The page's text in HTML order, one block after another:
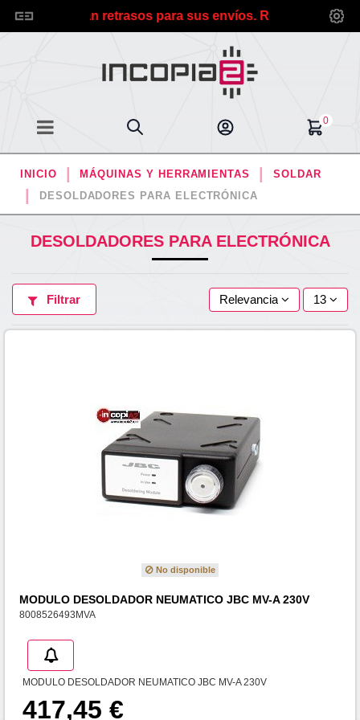
sufrirán retrasos para sus envíos. Rogamos
0
INICIO MÁQUINAS Y HERRAMIENTAS
SOLDAR
DESOLDADORES PARA ELECTRÓNICA
DESOLDADORES PARA ELECTRÓNICA
Filtrar Relevancia 13
No disponible
MODULO DESOLDADOR NEUMATICO JBC MV-A 230V
8008526493MVA
MODULO DESOLDADOR NEUMATICO JBC MV-A 230V
417,45 €